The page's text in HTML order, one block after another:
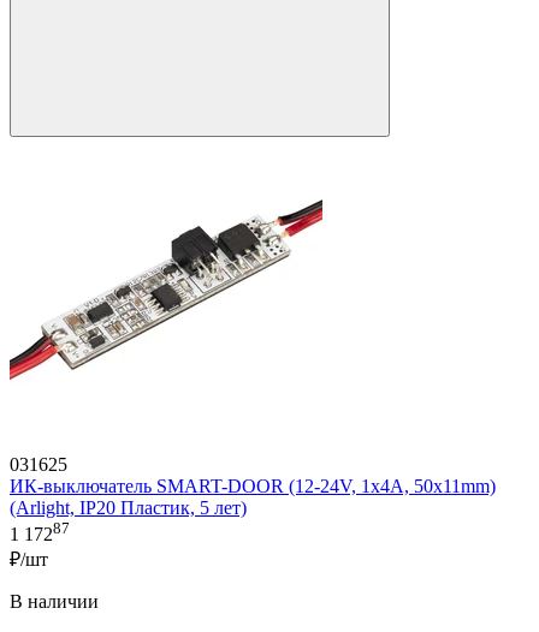
031625
ИК-выключатель SMART-DOOR (12-24V, 1х4А, 50x11mm)
(Arlight, IP20 Пластик, 5 лет)
1 17287
₽/шт
В наличии